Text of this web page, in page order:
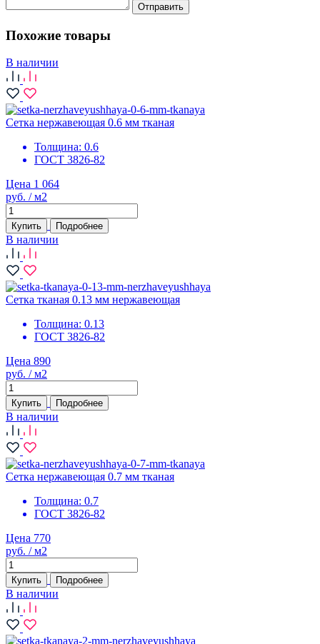
Отправить
Похожие товары
В наличии
Сетка нержавеющая 0.6 мм тканая
Толщина: 0.6
ГОСТ 3826-82
Цена 1 064
руб. / м2
Купить Подробнее
В наличии
Сетка тканая 0.13 мм нержавеющая
Толщина: 0.13
ГОСТ 3826-82
Цена 890
руб. / м2
Купить Подробнее
В наличии
Сетка нержавеющая 0.7 мм тканая
Толщина: 0.7
ГОСТ 3826-82
Цена 770
руб. / м2
Купить Подробнее
В наличии